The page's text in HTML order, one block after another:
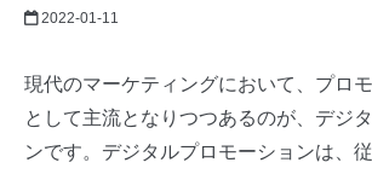
2022-01-11
現代のマーケティングにおいて、プロ
として主流となりつつあるのが、デジ
ンです。デジタルプロモーションは、